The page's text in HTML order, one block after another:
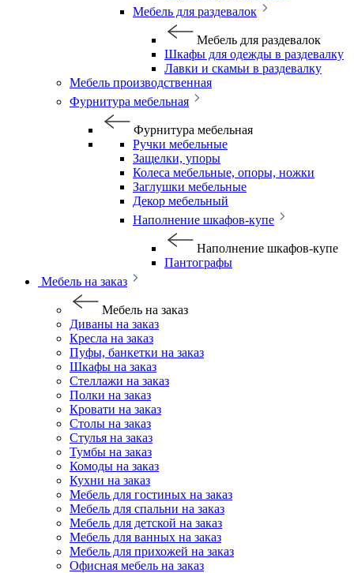
Мебель для раздевалок
Мебель для раздевалок
Шкафы для одежды в раздевалку
Лавки и скамьи в раздевалку
Мебель производственная
Фурнитура мебельная
Фурнитура мебельная
Ручки мебельные
Защелки, упоры
Колеса мебельные, опоры, ножки
Заглушки мебельные
Декор мебельный
Наполнение шкафов-купе
Наполнение шкафов-купе
Пантографы
Мебель на заказ
Мебель на заказ
Диваны на заказ
Кресла на заказ
Пуфы, банкетки на заказ
Шкафы на заказ
Стеллажи на заказ
Полки на заказ
Кровати на заказ
Столы на заказ
Стулья на заказ
Тумбы на заказ
Комоды на заказ
Кухни на заказ
Мебель для гостиных на заказ
Мебель для спальни на заказ
Мебель для детской на заказ
Мебель для ванных на заказ
Мебель для прихожей на заказ
Офисная мебель на заказ